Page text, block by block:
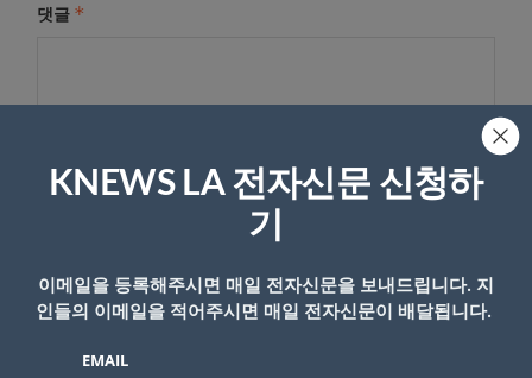
댓글 *
이름
KNEWS LA 전자신문 신청하
기
이메일을 등록해주시면 매일 전자신문을 보내드립니다. 지
인들의 이메일을 적어주시면 매일 전자신문이 배달됩니다.
EMAIL